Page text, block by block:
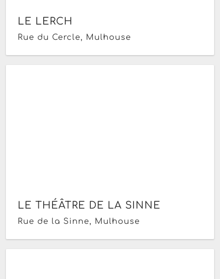
LE LERCH
Rue du Cercle, Mulhouse
LE THÉÂTRE DE LA SINNE
Rue de la Sinne, Mulhouse